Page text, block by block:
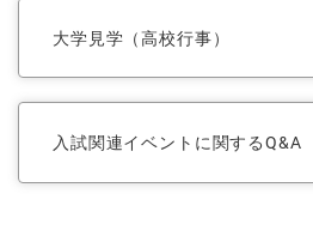
大学見学（高校行事）
入試関連イベントに関するQ&A